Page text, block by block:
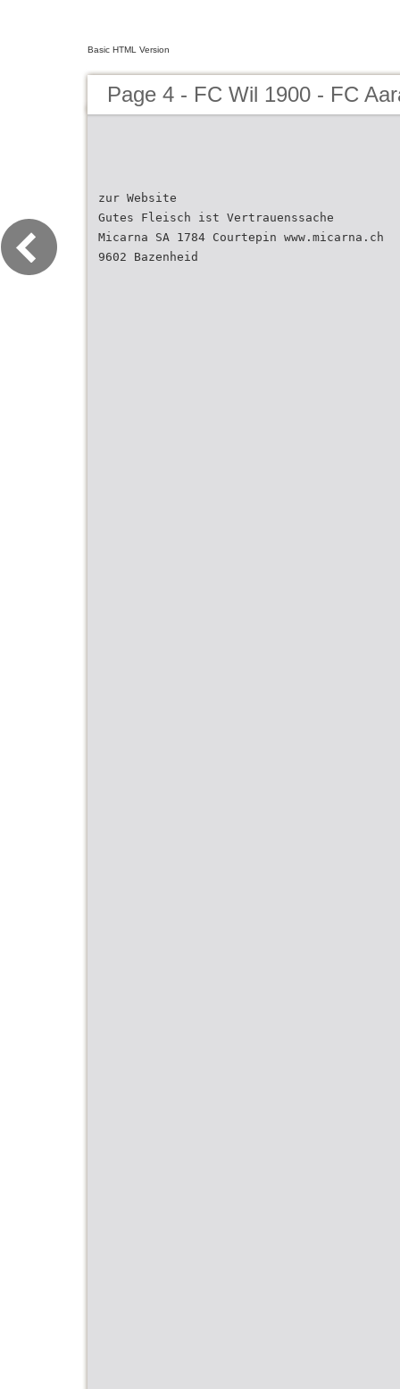
Basic HTML Version
Page 4 - FC Wil 1900 - FC
zur Website
Gutes Fleisch ist Vertrauenssache
Micarna SA 1784 Courtepin www.micarna.ch
9602 Bazenheid